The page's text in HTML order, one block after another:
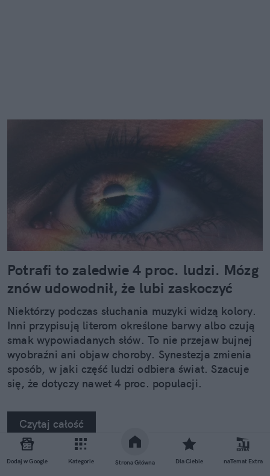
Dodaj w Google Kategorie Strona Główna Dla Ciebie naTemat Extra
Potrafi to zaledwie 4 proc. ludzi. Mózg
znów udowodnił, że lubi zaskoczyć
Niektórzy podczas słuchania muzyki widzą kolory.
Inni przypisują literom określone barwy albo czują
smak wypowiadanych słów. To nie przejaw bujnej
wyobraźni ani objaw choroby. Synestezja zmienia
sposób, w jaki część ludzi odbiera świat. Szacuje
się, że dotyczy nawet 4 proc. populacji.
Czytaj całość